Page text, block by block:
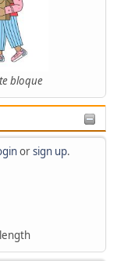
bloque
orsign up.